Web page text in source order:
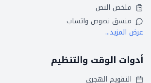
ملخص النص
منسق نصوص واتساب
عرض المزيد...
أدوات الوقت والتنظيم
التقويم الهجري